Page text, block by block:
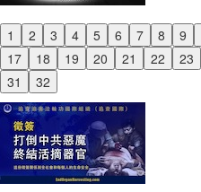
1 2 3 4 5 6 7 8 9
17
18 19 20 21 22 23
31
32
Previous
Next